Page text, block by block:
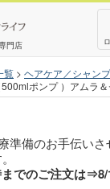
門店
覧
ヘアケア／シャン
ポンプ ）アムラ＆
準備のお手伝い
でのご注文は